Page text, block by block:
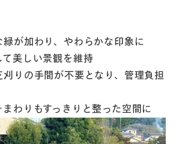
が加わり、やわらかな印象に
美しい景観を維持
りの手間が不要となり、管理負担
わりもすっきりと整った空間に